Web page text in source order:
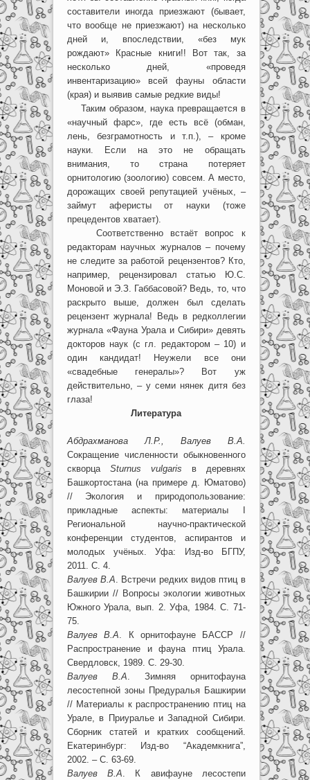
составители иногда приезжают (бывает,
что вообще не приезжают) на несколько
дней и, впоследствии, «без мук
рождают» Красные книги!! Вот так, за
несколько дней, «проведя
инвентаризацию» всей фауны области
(края) и выявив самые редкие виды!
Таким образом, наука превращается в
«научный фарс», где есть всё (обман,
лень, безграмотность и т.п.), – кроме
науки. Если на это не обращать
внимания, то страна потеряет
орнитологию (зоологию) совсем. А место,
дорожащих своей репутацией учёных, –
займут аферисты от науки (тоже
прецедентов хватает).
Соответственно встаёт вопрос к
редакторам научных журналов – почему
не следите за работой рецензентов? Кто,
например, рецензировал статью Ю.С.
Моновой и Э.З. Габбасовой? Ведь, то, что
раскрыто выше, должен был сделать
рецензент журнала! Ведь в редколлегии
журнала «Фауна Урала и Сибири» девять
докторов наук (с гл. редактором – 10) и
один кандидат! Неужели все они
«свадебные генералы»? Вот уж
действительно, – у семи нянек дитя без
глаза!
Литература
Абдрахманова Л.Р., Валуев В.А.
Сокращение численности обыкновенного
скворца Sturnus vulgaris в деревнях
Башкортостана (на примере д. Юматово)
// Экология и природопользование:
прикладные аспекты: материалы I
Региональной научно-практической
конференции студентов, аспирантов и
молодых учёных. Уфа: Изд-во БГПУ,
2011. С. 4.
Валуев В.А. Встречи редких видов птиц в
Башкирии // Вопросы экологии животных
Южного Урала, вып. 2. Уфа, 1984. С. 71-
75.
Валуев В.А. К орнитофауне БАССР //
Распространение и фауна птиц Урала.
Свердловск, 1989. С. 29-30.
Валуев В.А. Зимняя орнитофауна
лесостепной зоны Предуралья Башкирии
// Материалы к распространению птиц на
Урале, в Приуралье и Западной Сибири.
Сборник статей и кратких сообщений.
Екатеринбург: Изд-во “Академкнига”,
2002. – С. 63-69.
Валуев В.А. К авифауне лесостепи